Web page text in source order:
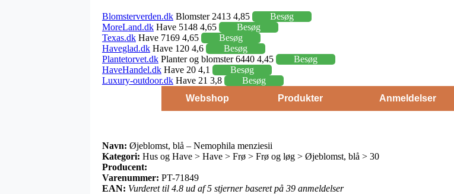
Blomsterverden.dk Blomster 2413 4,85
Besøg
MoreLand.dk Have 5148 4,65
Besøg
Texas.dk Have 7169 4,65
Besøg
Haveglad.dk Have 120 4,6
Besøg
Plantetorvet.dk Planter og blomster 6440 4,45
Besøg
HaveHandel.dk Have 20 4,1
Besøg
Luxury-outdoor.dk Have 21 3,8
Besøg
Webshop
Produkter Anmeldelser
Navn: Øjeblomst, blå – Nemophila menziesii
Kategori: Hus og Have > Have > Frø > Frø og løg > Øjeblomst, blå > 30
Producent:
Varenummer: PT-71849
EAN: Vurderet til 4.8 ud af 5 stjerner baseret på 39 anmeldelser